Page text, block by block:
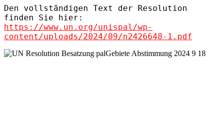
Den vollständigen Text der Resolution
finden Sie hier:
https://www.un.org/unispal/wp-
content/uploads/2024/09/n2426648-1.pdf